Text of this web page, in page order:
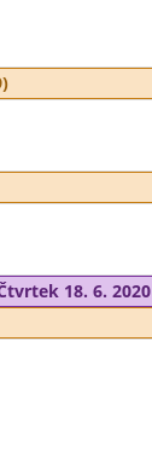
18. 6. 2020